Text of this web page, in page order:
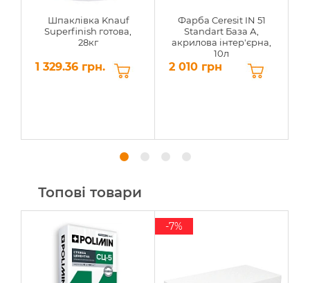
Шпаклівка Knauf
Superfinish готова,
28кг
1 329.36 грн.
Фарба Ceresit IN 51
Standart База А,
акрилова інтер'єрна,
10л
2 010 грн
Топові товари
-7%